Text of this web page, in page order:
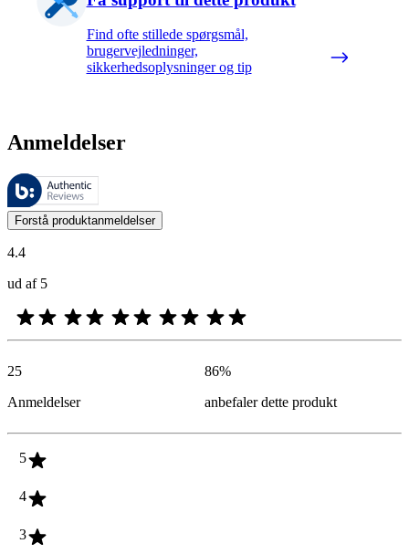
Find ofte stillede spørgsmål,
brugervejledninger,
sikkerhedsoplysninger og tip
Anmeldelser
Disse anmeldelser administreres af Bazaarvoice og er i
Kundernes meninger i form af produkt- og stjernevurderinger er
Forstå produktanmeldelser
4.4
ud af 5
25
Anmeldelser
86%
anbefaler dette produkt
5
4
3